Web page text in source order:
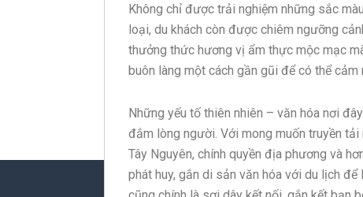
Không chỉ được trải nghiệm những sắc
loại, du khách còn được chiêm ngưỡng
thưởng thức hương vị ẩm thực mộc mạc
buôn làng một cách gần gũi để có thể cảm
Những yếu tố thiên nhiên – văn hóa nơi
đắm lòng người. Với mong muốn truyền
Tây Nguyên, chính quyền địa phương và
phát huy, gắn di sản văn hóa với du lịch